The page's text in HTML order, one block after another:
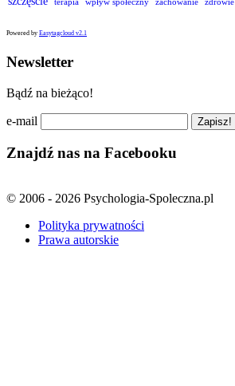
Powered by Easytagcloud v2.1
Newsletter
Bądź na bieżąco!
e-mail
Znajdź nas na Facebooku
© 2006 - 2026 Psychologia-Spoleczna.pl
Polityka prywatności
Prawa autorskie